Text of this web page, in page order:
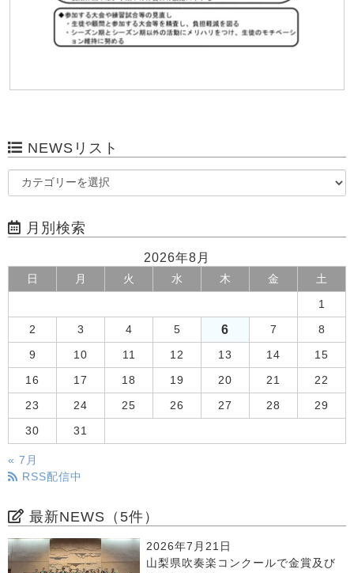
NEWSリスト
月別検索
2026年8月
日 月 火 水 木 金 土
1
2 3 4 5 6 7 8
9 10 11 12 13 14 15
16 17 18 19 20 21 22
23 24 25 26 27 28 29
30 31
« 7月
RSS配信中
最新NEWS（5件）
2026年7月21日
山梨県吹奏楽コンクールで金賞及び